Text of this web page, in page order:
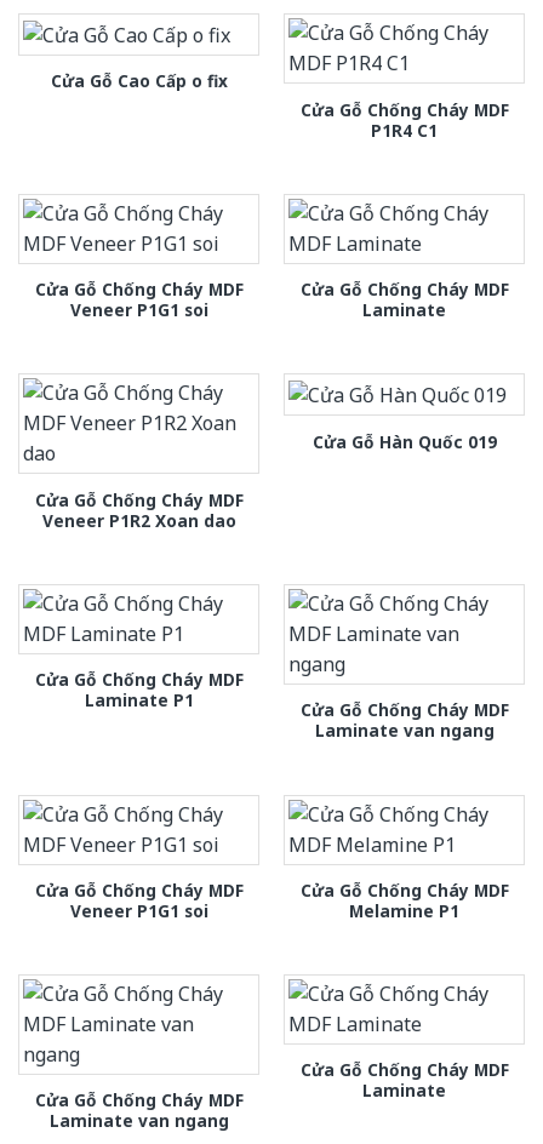
Cửa Gỗ Cao Cấp o fix
Cửa Gỗ Chống Cháy MDF
P1R4 C1
Cửa Gỗ Chống Cháy MDF
Veneer P1G1 soi
Cửa Gỗ Chống Cháy MDF
Laminate
Cửa Gỗ Chống Cháy MDF
Veneer P1R2 Xoan dao
Cửa Gỗ Hàn Quốc 019
Cửa Gỗ Chống Cháy MDF
Laminate P1
Cửa Gỗ Chống Cháy MDF
Laminate van ngang
Cửa Gỗ Chống Cháy MDF
Veneer P1G1 soi
Cửa Gỗ Chống Cháy MDF
Melamine P1
Cửa Gỗ Chống Cháy MDF
Laminate van ngang
Cửa Gỗ Chống Cháy MDF
Laminate